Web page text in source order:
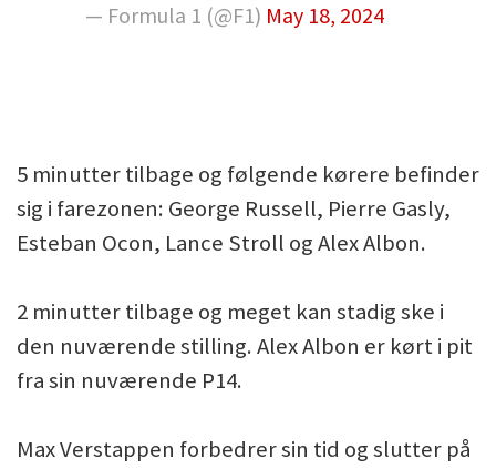
— Formula 1 (@F1) May 18, 2024
5 minutter tilbage og følgende kørere befinder
sig i farezonen: George Russell, Pierre Gasly,
Esteban Ocon, Lance Stroll og Alex Albon.
2 minutter tilbage og meget kan stadig ske i
den nuværende stilling. Alex Albon er kørt i pit
fra sin nuværende P14.
Max Verstappen forbedrer sin tid og slutter på